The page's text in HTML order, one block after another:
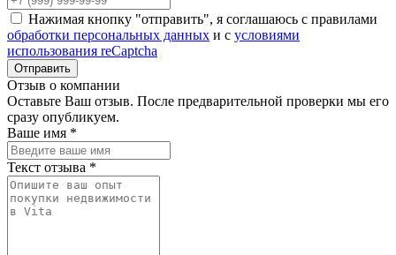
Нажимая кнопку "отправить", я соглашаюсь с правилами
обработки персональных данных и с условиями
использования reCaptcha
Отзыв о компании
Оставьте Ваш отзыв. После предварительной проверки мы его
сразу опубликуем.
Ваше имя *
Текст отзыва *